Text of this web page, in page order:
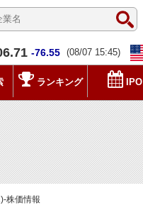
-76.55 (08/07 15:45)
ランキング IPO
株価情報